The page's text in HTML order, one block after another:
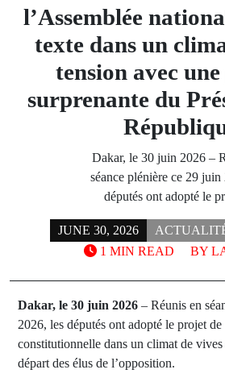
l’Assemblée
texte dans un
tension avec
surprenante du
Dakar, le 30 juin 2026 –
séance plénière ce 29 juin
députés ont adopté le
JUNE 30, 2026
BY
1 MIN READ
Dakar, le 30 juin 2026 – Réunis en
2026, les députés ont adopté le projet
constitutionnelle dans un climat de
départ des élus de l’opposition.